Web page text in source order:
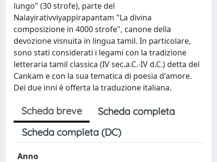
lungo" (30 strofe), parte del
Nalayirativviyappirapantam "La divina
composizione in 4000 strofe", canone della
devozione visnuita in lingua tamil. In particolare,
sono stati considerati i legami con la tradizione
letteraria tamil classica (IV sec.a.C.-IV d.C.) detta del
Cankam e con la sua tematica di poesia d'amore.
Dei due inni è offerta la traduzione italiana.
Scheda breve
Scheda completa
Scheda completa (DC)
Anno